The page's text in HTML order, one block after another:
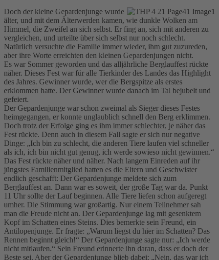
Doch der kleine Gepardenjunge wurde
älter, und mit dem Älterwerden kamen, wie dunkle Wolken am
Himmel, die Zweifel an sich selbst. Er fing an, sich mit anderen zu
vergleichen, und urteilte über sich selbst nur noch schlecht.
Natürlich versuchte die Familie immer wieder, ihm gut zuzureden,
aber ihre Worte erreichten den kleinen Gepardenjungen nicht.
Es war Sommer geworden und das alljährliche Berglauffest rückte
näher. Dieses Fest war für alle Tierkinder des Landes das Highlight
des Jahres. Gewinner wurde, wer die Bergspitze als erstes
erklommen hatte. Der Gewinner wurde danach im Tal bejubelt und
gefeiert.
Der Gepardenjunge war schon zweimal als Sieger dieses Festes
heimgegangen, er konnte unglaublich schnell den Berg erklimmen.
Doch trotz der Erfolge ging es ihm immer schlechter, je näher das
Fest rückte. Denn auch in diesem Fall sagte er sich nur negative
Dinge: „Ich bin zu schlecht, die anderen Tiere laufen viel schneller
als ich, ich bin nicht gut genug, ich werde sowieso nicht gewinnen.“
Das Fest rückte näher und näher. Nach langem Einreden auf ihr
jüngstes Familienmitglied hatten es die Eltern und Geschwister
endlich geschafft: Der Gepardenjunge meldete sich zum
Berglauffest an. Dann war es soweit, der große Tag war da. Punkt
11 Uhr sollte der Lauf beginnen. Alle Tiere liefen schon aufgeregt
umher. Die Stimmung war großartig. Nur einem Teilnehmer sah
man die Freude nicht an. Der Gepardenjunge lag mit gesenktem
Kopf im Schatten eines Steins. Dies bemerkte sein Freund, ein
Antilopenjunge. Er fragte: „Warum liegst du hier im Schatten? Das
Rennen beginnt gleich!“ Der Gepardenjunge sagte nur: „Ich werde
nicht mitlaufen.“ Sein Freund erinnerte ihn daran, dass er doch der
Beste sei. Aber der Gepardenjunge blieb dabei: „Nein, das war ich